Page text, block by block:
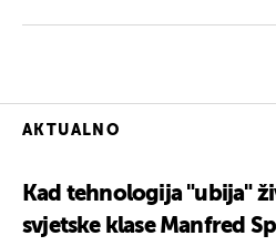
AKTUALNO
Kad tehnologija "ubija"
svjetske klase Manfred